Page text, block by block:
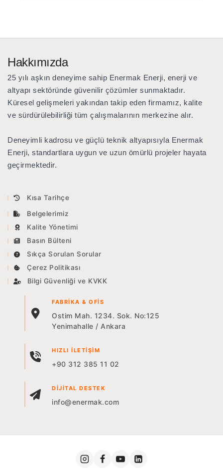
Hakkımızda
25 yılı aşkın deneyime sahip Enermak Enerji, enerji ve
altyapı sektöründe güvenilir çözümler sunmaktadır.
Küresel gelişmeleri yakından takip eden firmamız, kalite
ve sürdürülebilirliği tüm çalışmalarının merkezine alır.
Deneyimli kadrosu ve güçlü teknik altyapısıyla Enermak
Enerji, standartlara uygun ve uzun ömürlü projeler hayata
geçirmektedir.
Kısa Tarihçe
Belgelerimiz
Kalite Yönetimi
Basın Bülteni
Sıkça Sorulan Sorular
Çerez Politikası
Bilgi Güvenliği ve KVKK
FABRIKA & OFIS
Ostim Mah. 1234. Sok. No:125
Yenimahalle / Ankara
HIZLI İLETIŞIM
+90 312 385 11 02
DIJITAL DESTEK
info@enermak.com